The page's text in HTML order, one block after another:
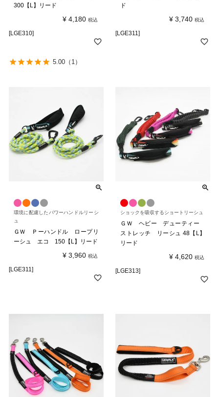
300【L】リード
¥ 4,180 税込
[LGE310]
5.00（1）
ド
¥ 3,740 税込
[LGE311]
環境に配慮したパワーハンドルリーシ
ュ
ＧＷ Ｐーハンドル ロープリ
ーシュ エコ 150【L】リード
¥ 3,960 税込
[LGE311]
ショックを吸収するショートリーシュ
ＧＷ ヘビー デューティー
ストレッチ リーシュ 48【L】
リード
¥ 4,620 税込
[LGE313]